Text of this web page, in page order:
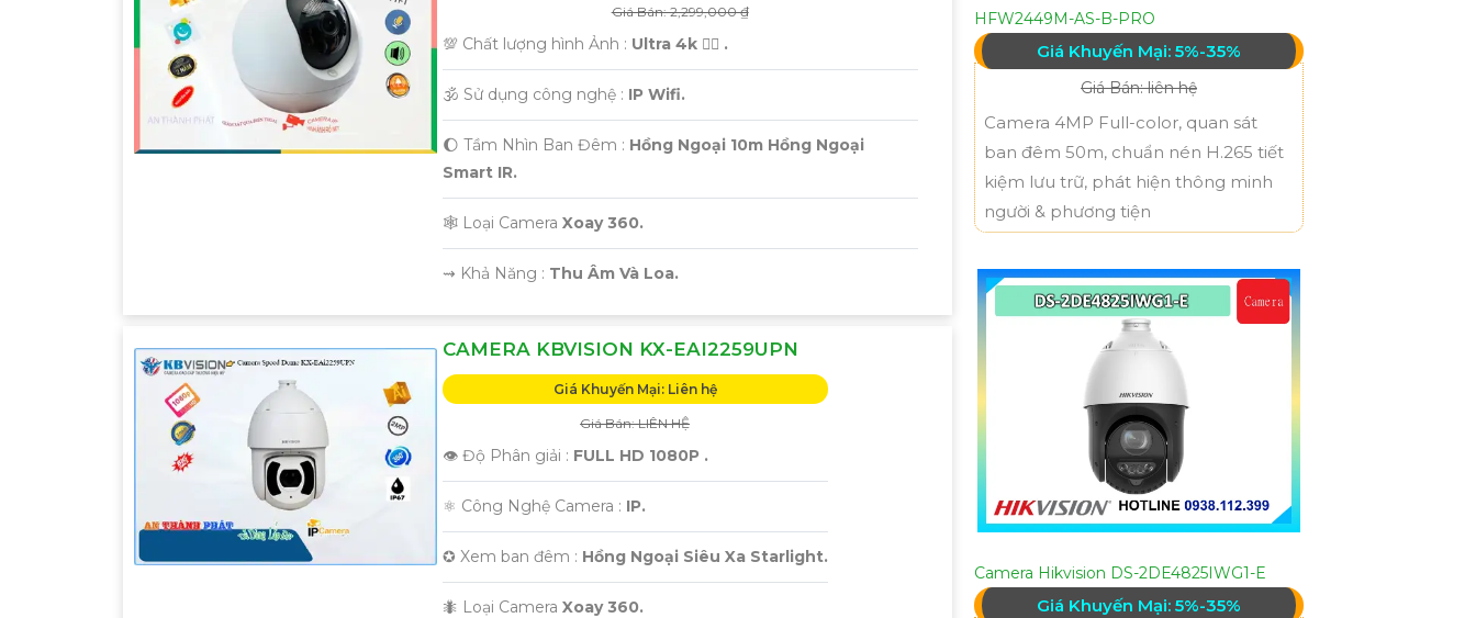
Giá Bán: 2,299,000 ₫
💯 Chất lượng hình Ảnh : Ultra 4k 👍🏾 .
🕉️ Sử dụng công nghệ : IP Wifi.
🌔 Tầm Nhìn Ban Đêm : Hồng Ngoại 10m Hồng Ngoại
Smart IR.
🕸️ Loại Camera Xoay 360.
️⇝ Khả Năng : Thu Âm Và Loa.
CAMERA KBVISION KX-EAI2259UPN
Giá Khuyến Mại: Liên hệ
Giá Bán: LIÊN HỆ
👁 Độ Phân giải : FULL HD 1080P .
⚛️ Công Nghệ Camera : IP.
✪ Xem ban đêm : Hồng Ngoại Siêu Xa Starlight.
🐜 Loại Camera Xoay 360.
HFW2449M-AS-B-PRO
Giá Khuyến Mại: 5%-35%
Giá Bán: liên hệ
Camera 4MP Full-color, quan sát
ban đêm 50m, chuẩn nén H.265 tiết
kiệm lưu trữ, phát hiện thông minh
người & phương tiện
Camera Hikvision DS-2DE4825IWG1-E
Giá Khuyến Mại: 5%-35%